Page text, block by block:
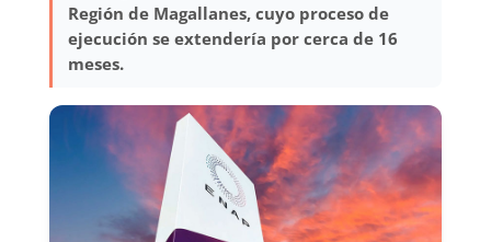
Región de Magallanes, cuyo proceso de
ejecución se extendería por cerca de 16
meses.